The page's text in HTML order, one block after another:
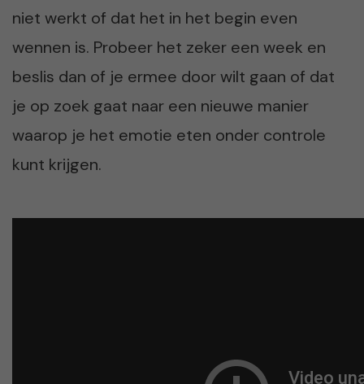
niet werkt of dat het in het begin even
wennen is. Probeer het zeker een week en
beslis dan of je ermee door wilt gaan of dat
je op zoek gaat naar een nieuwe manier
waarop je het emotie eten onder controle
kunt krijgen.